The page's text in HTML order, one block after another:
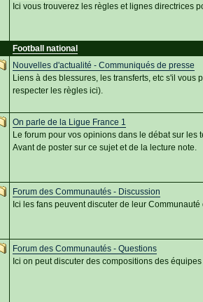
Ici vous trouverez les règles et lignes directrices
Football national
Nouvelles d'actualité - Communiqués de presse
Liens à des blessures, les transferts, etc s'il
respecter les règles ici).
On parle de la Ligue France 1
Le forum pour vos opinions dans le débat sur les
Avant de poster sur ce sujet et de la lecture note.
Forum des Communautés - Discussion
Ici les fans peuvent discuter de leur
Forum des Communautés - Questions
Ici on peut discuter des compositions des